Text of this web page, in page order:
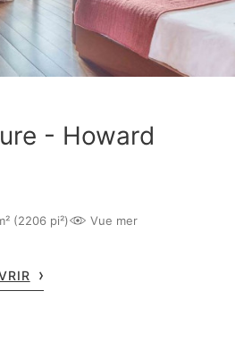
- Howard
(2206 pi²) Vue mer